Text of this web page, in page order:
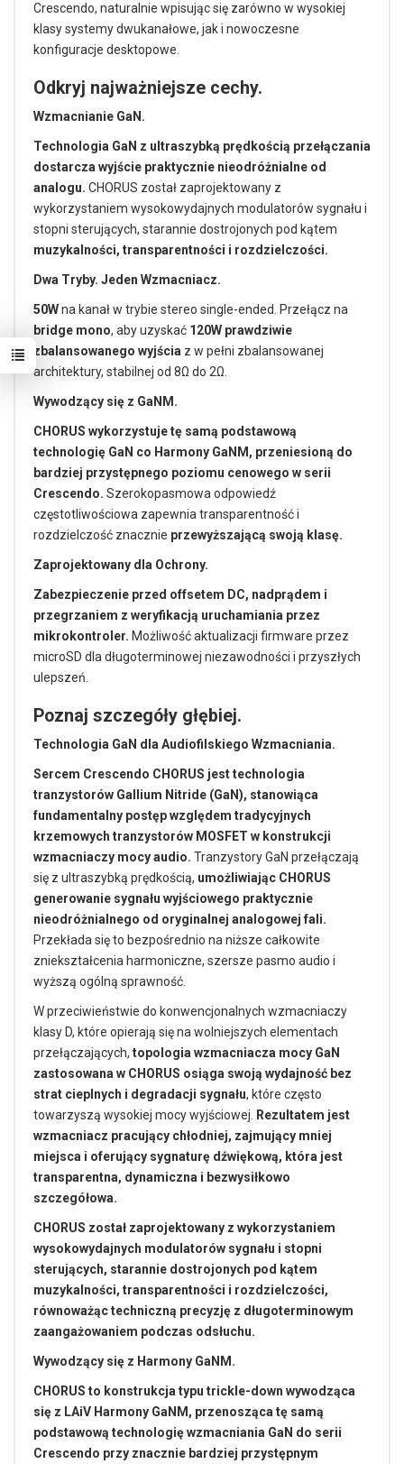
Crescendo, naturalnie wpisując się zarówno w wysokiej
klasy systemy dwukanałowe, jak i nowoczesne
konfiguracje desktopowe.
Odkryj najważniejsze cechy.
Wzmacnianie GaN.
Technologia GaN z ultraszybką prędkością przełączania
dostarcza wyjście praktycznie nieodróżnialne od
analogu. CHORUS został zaprojektowany z
wykorzystaniem wysokowydajnych modulatorów sygnału i
stopni sterujących, starannie dostrojonych pod kątem
muzykalności, transparentności i rozdzielczości.
Dwa Tryby. Jeden Wzmacniacz.
50Wna kanał w trybie stereo single-ended. Przełącz na
bridge mono, aby uzyskać 120W prawdziwie
zbalansowanego wyjścia z w pełni zbalansowanej
architektury, stabilnej od 8Ω do 2Ω.
Wywodzący się z GaNM.
CHORUS wykorzystuje tę samą podstawową
technologię GaN co Harmony GaNM, przeniesioną do
bardziej przystępnego poziomu cenowego w serii
Crescendo. Szerokopasmowa odpowiedź
częstotliwościowa zapewnia transparentność i
rozdzielczość znacznie przewyższającą swoją klasę.
Zaprojektowany dla Ochrony.
Zabezpieczenie przed offsetem DC, nadprądem i
przegrzaniem z weryfikacją uruchamiania przez
mikrokontroler. Możliwość aktualizacji firmware przez
microSD dla długoterminowej niezawodności i przyszłych
ulepszeń.
Poznaj szczegóły głębiej.
Technologia GaN dla Audiofilskiego Wzmacniania.
Sercem Crescendo CHORUS jest technologia
tranzystorów Gallium Nitride (GaN), stanowiąca
fundamentalny postęp względem tradycyjnych
krzemowych tranzystorów MOSFET w konstrukcji
wzmacniaczy mocy audio. Tranzystory GaN przełączają
się z ultraszybką prędkością, umożliwiając CHORUS
generowanie sygnału wyjściowego praktycznie
nieodróżnialnego od oryginalnej analogowej fali.
Przekłada się to bezpośrednio na niższe całkowite
zniekształcenia harmoniczne, szersze pasmo audio i
wyższą ogólną sprawność.
W przeciwieństwie do konwencjonalnych wzmacniaczy
klasy D, które opierają się na wolniejszych elementach
przełączających, topologia wzmacniacza mocy GaN
zastosowana w CHORUS osiąga swoją wydajność bez
strat cieplnych i degradacji sygnału, które często
towarzyszą wysokiej mocy wyjściowej.
Rezultatem jest
wzmacniacz pracujący chłodniej, zajmujący mniej
miejsca i oferujący sygnaturę dźwiękową, która jest
transparentna, dynamiczna i bezwysiłkowo
szczegółowa.
CHORUS został zaprojektowany z wykorzystaniem
wysokowydajnych modulatorów sygnału i stopni
sterujących, starannie dostrojonych pod kątem
muzykalności, transparentności i rozdzielczości,
równoważąc techniczną precyzję z długoterminowym
zaangażowaniem podczas odsłuchu.
Wywodzący się z Harmony GaNM.
CHORUS to konstrukcja typu trickle-down wywodząca
się z LAiV Harmony GaNM, przenosząca tę samą
podstawową technologię wzmacniania GaN do serii
Crescendo przy znacznie bardziej przystępnym